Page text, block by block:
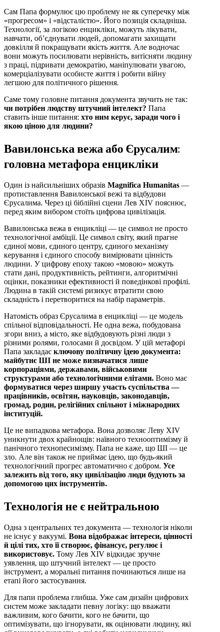
Сам Папа формулює цю проблему не як суперечку між
«прогресом» і «відсталістю». Його позиція складніша.
Технології, за логікою енцикліки, можуть лікувати,
навчати, об’єднувати людей, допомагати захищати
довкілля й покращувати якість життя. Але водночас
вони можуть посилювати нерівність, витісняти людину
з праці, підривати демократію, маніпулювати увагою,
комерціалізувати особисте життя і робити війну
легшою для політичного рішення.
Саме тому головне питання документа звучить не так:
чи потрібен людству штучний інтелект? Папа
ставить інше питання: хто ним керує, заради чого і
якою ціною для людини?
Вавилонська вежа або Єрусалим:
головна метафора енцикліки
Один із найсильніших образів Magnifica Humanitas —
протиставлення Вавилонської вежі та відбудови
Єрусалима. Через ці біблійні сцени Лев XIV пояснює,
перед яким вибором стоїть цифрова цивілізація.
Вавилонська вежа в енцикліці — це символ не просто
технологічної амбіції. Це символ світу, який прагне
єдиної мови, єдиного центру, єдиного механізму
керування і єдиного способу вимірювати цінність
людини. У цифрову епоху такою «мовою» можуть
стати дані, продуктивність, рейтинги, алгоритмічні
оцінки, показники ефективності й поведінкові профілі.
Людина в такій системі ризикує втратити свою
складність і перетворитися на набір параметрів.
Натомість образ Єрусалима в енцикліці — це модель
спільної відповідальності. Не одна вежа, побудована
згори вниз, а місто, яке відбудовують різні люди з
різними ролями, голосами й досвідом. У цій метафорі
Папа закладає ключову політичну ідею документа:
майбутнє ШІ не може визначатися лише
корпораціями, державами, військовими
структурами або технологічними елітами. Воно має
формуватися через ширшу участь суспільства —
працівників, освітян, науковців, законодавців,
громад, родин, релігійних спільнот і міжнародних
інституцій.
Це не випадкова метафора. Вона дозволяє Леву XIV
уникнути двох крайнощів: наївного технооптимізму й
панічного технопесимізму. Папа не каже, що ШІ — це
зло. Але він також не приймає ідею, що будь-який
технологічний прогрес автоматично є добром. Усе
залежить від того, яку цивілізацію люди будують за
допомогою цих інструментів.
Технологія не є нейтральною
Одна з центральних тез документа — технологія ніколи
не існує у вакуумі. Вона відображає інтереси, цінності
й цілі тих, хто її створює, фінансує, регулює і
використовує. Тому Лев XIV відкидає зручне
уявлення, що штучний інтелект — це просто
інструмент, а моральні питання починаються лише на
етапі його застосування.
Для папи проблема глибша. Уже сам дизайн цифрових
систем може закладати певну логіку: що вважати
важливим, кого бачити, кого не бачити, що
оптимізувати, що ігнорувати, як оцінювати людину, які